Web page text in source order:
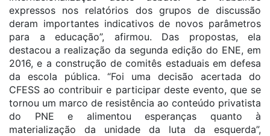
expressos nos relatórios dos grupos de discussão
deram importantes indicativos de novos parâmetros
para a educação”, afirmou. Das propostas, ela
destacou a realização da segunda edição do ENE, em
2016, e a construção de comitês estaduais em defesa
da escola pública. “Foi uma decisão acertada do
CFESS ao contribuir e participar deste evento, que se
tornou um marco de resistência ao conteúdo privatista
do PNE e alimentou esperanças quanto à
materialização da unidade da luta da esquerda”,